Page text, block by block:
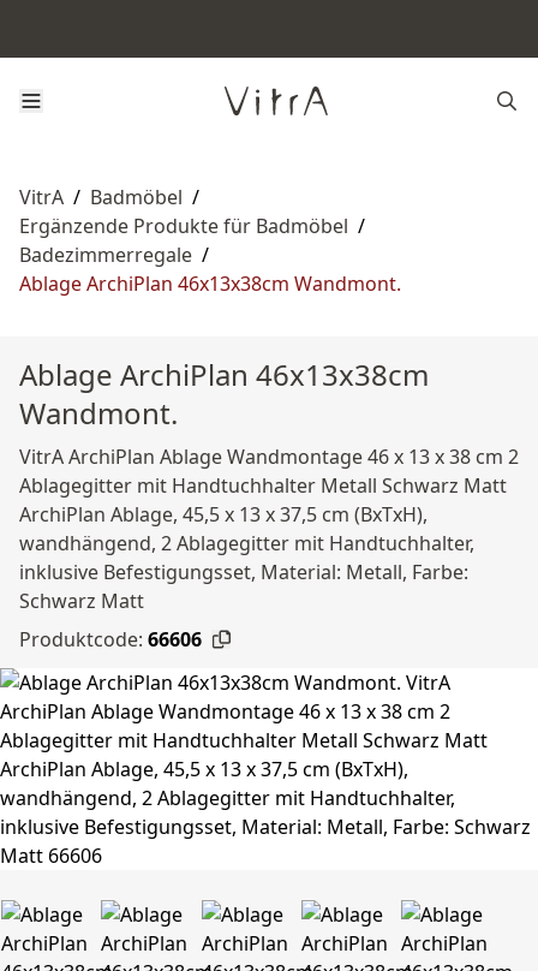
VitrA / Badmöbel /
Ergänzende Produkte für Badmöbel /
Badezimmerregale /
Ablage ArchiPlan 46x13x38cm Wandmont.
Ablage ArchiPlan 46x13x38cm
Wandmont.
VitrA ArchiPlan Ablage Wandmontage 46 x 13 x 38 cm 2
Ablagegitter mit Handtuchhalter Metall Schwarz Matt
ArchiPlan Ablage, 45,5 x 13 x 37,5 cm (BxTxH),
wandhängend, 2 Ablagegitter mit Handtuchhalter,
inklusive Befestigungsset, Material: Metall, Farbe:
Schwarz Matt
Produktcode: 66606